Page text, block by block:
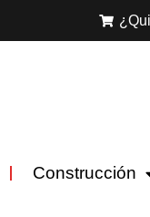
Construcción